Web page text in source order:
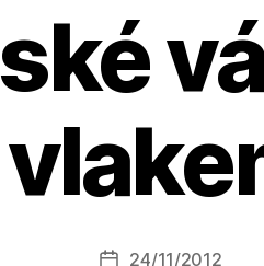
Autor
u
t
a
Datum
24/11/2012